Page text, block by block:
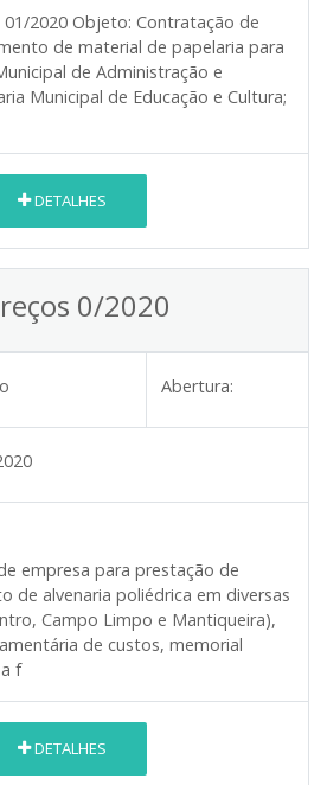
01/2020 Objeto: Contratação de
de material de papelaria para
de Administração e
Municipal de Educação e Cultura;
DETALHES
0/2020
Abertura:
empresa para prestação de
de alvenaria poliédrica em diversas
Campo Limpo e Mantiqueira),
de custos, memorial
f
DETALHES